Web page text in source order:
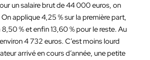
un salaire brut de 44 000 euros, on
applique 4,25 % sur la première part,
% et enfin 13,60 % pour le reste. Au
4 732 euros. C’est moins lourd
arrivé en cours d’année, une petite